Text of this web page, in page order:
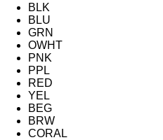
BLK
BLU
GRN
OWHT
PNK
PPL
RED
YEL
BEG
BRW
CORAL